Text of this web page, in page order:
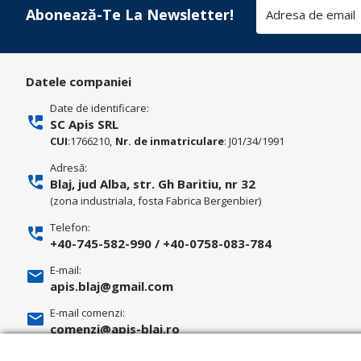
Abonează-Te La Newsletter!
Datele companiei
Date de identificare:
SC Apis SRL
CUI:1766210, Nr. de inmatriculare: J01/34/1991
Adresă:
Blaj, jud Alba, str. Gh Baritiu, nr 32
(zona industriala, fosta Fabrica Bergenbier)
Telefon:
+40-745-582-990 / +40-0758-083-784
E-mail:
apis.blaj@gmail.com
E-mail comenzi:
comenzi@apis-blaj.ro